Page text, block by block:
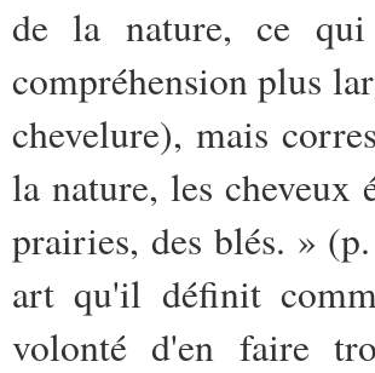
de la nature, ce qui
compréhension plus
chevelure), mais
la nature, les cheveux
prairies, des blés. »
art qu'il définit
volonté d'en faire